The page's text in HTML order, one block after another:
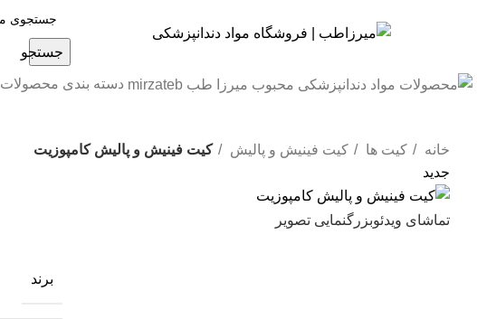
جستجو
دسته بندی محصولات
خانه کیت ها کیت فینیش و پالیش
کیت فینیش و پالیش کامپوزیت
جدید
تماشای ویدئوبزرگنمایی تصویر
برند